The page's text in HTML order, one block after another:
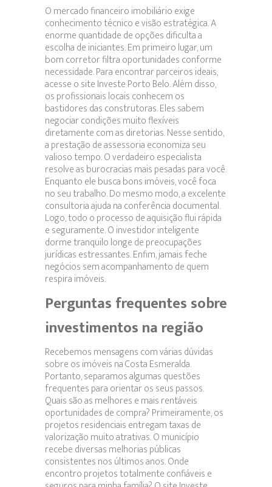
O mercado financeiro imobiliário exige
conhecimento técnico e visão estratégica. A
enorme quantidade de opções dificulta a
escolha de iniciantes. Em primeiro lugar, um
bom corretor filtra oportunidades conforme
necessidade. Para encontrar parceiros ideais,
acesse o site Investe Porto Belo. Além disso,
os profissionais locais conhecem os
bastidores das construtoras. Eles sabem
negociar condições muito flexíveis
diretamente com as diretorias. Nesse sentido,
a prestação de assessoria economiza seu
valioso tempo. O verdadeiro especialista
resolve as burocracias mais pesadas para você.
Enquanto ele busca bons imóveis, você foca
no seu trabalho. Do mesmo modo, a excelente
consultoria ajuda na conferência documental.
Logo, todo o processo de aquisição flui rápida
e seguramente. O investidor inteligente
dorme tranquilo longe de preocupações
jurídicas estressantes. Enfim, jamais feche
negócios sem acompanhamento de quem
respira imóveis.
Perguntas frequentes sobre
investimentos na região
Recebemos mensagens com várias dúvidas
sobre os imóveis na Costa Esmeralda.
Portanto, separamos algumas questões
frequentes para orientar os seus passos.
Quais são as melhores e mais rentáveis
oportunidades de compra? Primeiramente, os
projetos residenciais entregam taxas de
valorização muito atrativas. O município
recebe diversas melhorias públicas
consistentes nos últimos anos. Onde
encontro projetos totalmente confiáveis e